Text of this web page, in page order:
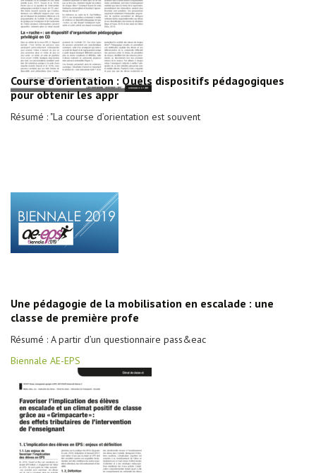
Course d'orientation : Quels dispositifs pédagogiques
pour obtenir les appr
Résumé : "La course d’orientation est souvent
Une pédagogie de la mobilisation en escalade : une
classe de première profe
Résumé : A partir d’un questionnaire pass&eac
Biennale AE-EPS